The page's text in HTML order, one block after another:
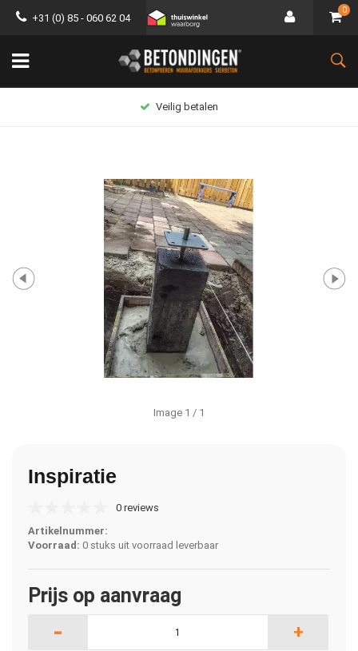
+31 (0) 85 - 060 62 04
0
Veilig betalen
Image 1 / 1
Inspiratie
0 reviews
Artikelnummer:
Voorraad: 0 stuks uit voorraad leverbaar
Prijs op aanvraag
- +